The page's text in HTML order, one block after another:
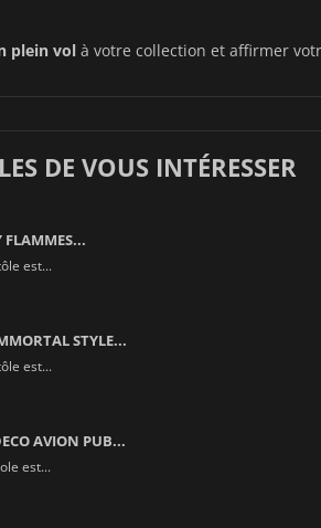
plein volà votre collection et affirmer
DE VOUS INTÉRESSER
FLAMMES...
est...
STYLE...
est...
AVION PUB...
est...